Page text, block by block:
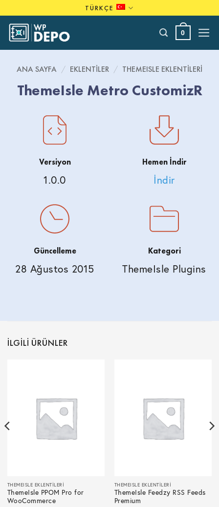
to
content
TÜRKÇE
0
ANA SAYFA / EKLENTILER / THEMEISLE EKLENTILERI
ThemeIsle Metro CustomizR
Versiyon
1.0.0
Hemen İndir
İndir
Güncelleme
28 Ağustos 2015
Kategori
ThemeIsle Plugins
İLGILI ÜRÜNLER
THEMEISLE EKLENTILERI
ThemeIsle PPOM Pro for
WooCommerce
THEMEISLE EKLENTILERI
ThemeIsle Feedzy RSS Feeds
Premium